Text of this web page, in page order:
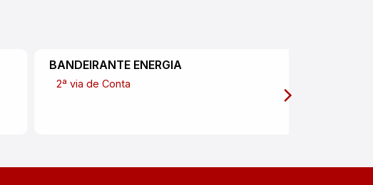
BANDEIRANTE ENERGIA
2ª via de Conta